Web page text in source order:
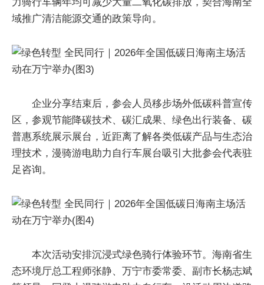
域推广清洁能源交通的政策导向。
企业分享结束后，参会人员移步场外低碳科普宣传
区，参观节能降碳技术、碳汇成果、绿色出行装备、碳
普惠系统展示展台，近距离了解各类低碳产品与生态治
理技术，漫骑游电助力自行车展台吸引大批参会代表驻
足咨询。
本次活动安排沉浸式绿色骑行体验环节。海南省生
态环境厅总工程师张静、万宁市委常委、副市长杨志斌